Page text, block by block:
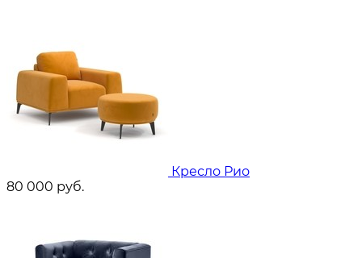
Кресло Рио
80 000 руб.